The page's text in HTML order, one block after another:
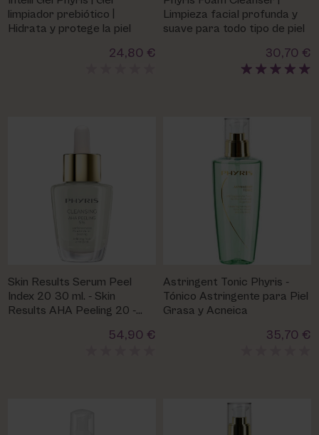
limpiador prebiótico |
Hidrata y protege la piel
24,80 €
Limpieza facial profunda y
suave para todo tipo de piel
30,70 €
Skin Results Serum Peel
Index 20 30 ml. - Skin
Results AHA Peeling 20 -
54,90 €
Astringent Tonic Phyris -
Tónico Astringente para Piel
Grasa y Acneica
35,70 €
PHARM FOOT